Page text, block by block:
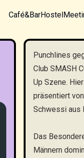
Café&BarHostel
Punchlines
Club SMASH
Up Szene.
präsentiert
Schwessi aus
Das
Männern